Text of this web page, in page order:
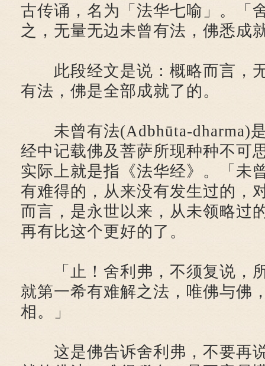
古传诵，名为「法华七喻」。「
之，无量无边未曾有法，佛悉成
此段经文是说：概略而言，
有法，佛是全部成就了的。
未曾有法(Adbhūta-dharma)
经中记载佛及菩萨所现种种不可
实际上就是指《法华经》。「未
有难得的，从来没有发生过的，
而言，是永世以来，从未领略过
再有比这个更好的了。
「止！舍利弗，不须复说，
就第一希有难解之法，唯佛与佛
相。」
这是佛告诉舍利弗，不要再